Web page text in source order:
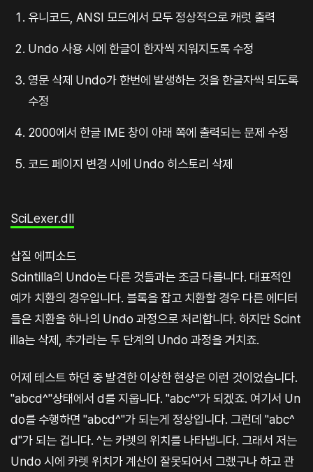
유니코드, ANSI 모드에서 모두 정상적으로 캐럿 출력
Undo 사용 시에 한글이 한자씩 지워지도록 수정
영문 삭제 Undo가 한번에 발생하는 것을 한글자씩 되도록
수정
2000에서 한글 IME 창이 아래 쪽에 출력되는 문제 수정
코드 페이지 변경 시에 Undo 히스토리 삭제
SciLexer.dll
삽질 에피소드
Scintilla의 Undo는 다른 것들과는 조금 다릅니다. 대표적인
예가 치환의 경우입니다. 블록을 잡고 치환할 경우 다른 에디터
들은 치환을 하나의 Undo 과정으로 처리합니다. 하지만 Scint
illa는 삭제, 추가라는 두 단계의 Undo 과정을 거치죠.
어제 테스트 하던 중 발견한 이상한 현상은 이런 것이었습니다.
"abcd^"상태에서 d를 지웁니다. "abc^"가 되겠죠. 여기서 Un
do를 수행하면 "abcd^"가 되는게 정상입니다. 그런데 "abc^
d"가 되는 겁니다. ^는 카렛의 위치를 나타냅니다. 그래서 저는
Undo 시에 카렛 위치가 계산이 잘못되어서 그랬구나 하고 관